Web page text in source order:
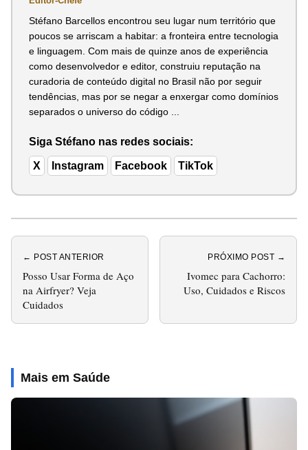
Stéfano Barcellos encontrou seu lugar num território que
poucos se arriscam a habitar: a fronteira entre tecnologia
e linguagem. Com mais de quinze anos de experiência
como desenvolvedor e editor, construiu reputação na
curadoria de conteúdo digital no Brasil não por seguir
tendências, mas por se negar a enxergar como domínios
separados o universo do código ...
Siga Stéfano nas redes sociais:
X Instagram Facebook TikTok
← POST ANTERIOR
Posso Usar Forma de Aço
na Airfryer? Veja
Cuidados
PRÓXIMO POST →
Ivomec para Cachorro:
Uso, Cuidados e Riscos
Mais em Saúde